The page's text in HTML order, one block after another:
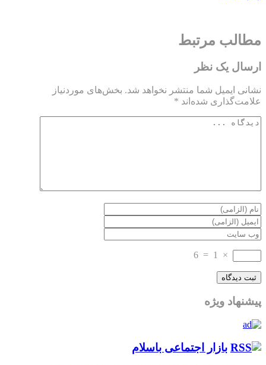
مطالب مرتبط
ارسال یک نظر
نشانی ایمیل شما منتشر نخواهد شد. بخش‌های موردنیاز
علامت‌گذاری شده‌اند *
×
1
=
6
پیشنهاد ویژه
بازار اجتماعی باسلام